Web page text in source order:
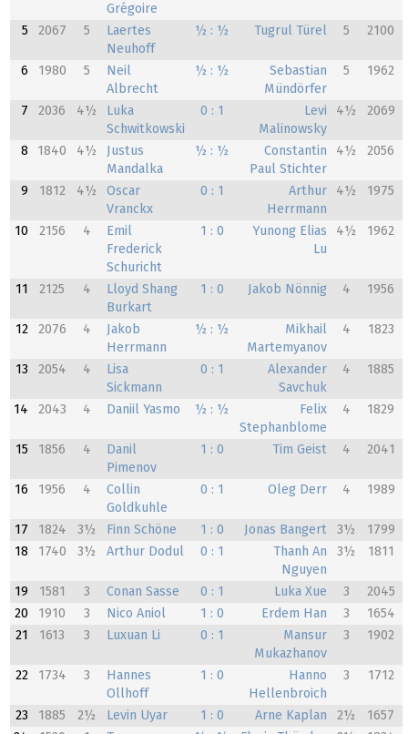
Grégoire
5 2067 5
Laertes
Neuhoff
½ : ½ Tugrul Türel 5 2100
6 1980 5
Neil
Albrecht
½ : ½
Sebastian
Mündörfer
5 1962
7 2036 4½
Luka
Schwitkowski
0 : 1
Levi
Malinowsky
4½ 2069
8 1840 4½
Justus
Mandalka
½ : ½
Constantin
Paul Stichter
4½ 2056
9 1812 4½
Oscar
Vranckx
0 : 1
Arthur
Herrmann
4½ 1975
10 2156 4
Emil
Frederick
Schuricht
1 : 0
Yunong Elias
Lu
4½ 1962
11 2125 4
Lloyd Shang
Burkart
1 : 0 Jakob Nönnig 4 1956
12 2076 4
Jakob
Herrmann
½ : ½
Mikhail
Martemyanov
4 1823
13 2054 4
Lisa
Sickmann
0 : 1
Alexander
Savchuk
4 1885
14 2043 4 Daniil Yasmo ½ : ½
Felix
Stephanblome
4 1829
15 1856 4
Danil
Pimenov
1 : 0 Tim Geist 4 2041
16 1956 4
Collin
Goldkuhle
0 : 1 Oleg Derr 4 1989
17 1824 3½ Finn Schöne 1 : 0 Jonas Bangert 3½
1799
18
1740 3½ Arthur Dodul 0 : 1
Thanh An
Nguyen
3½ 1811
19 1581 3 Conan Sasse 0 : 1 Luka Xue 3
2045
20
1910 3 Nico Aniol 1 : 0 Erdem Han 3
1654
21
1613 3 Luxuan Li 0 : 1
Mansur
Mukazhanov
3 1902
22 1734 3
Hannes
Ollhoff
1 : 0
Hanno
Hellenbroich
3 1712
23 1885 2½ Levin Uyar 1 : 0 Arne Kaplan 2½
1657